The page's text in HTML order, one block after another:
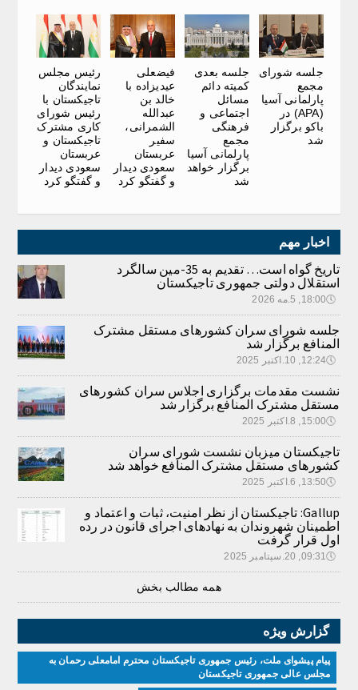
جلسه شورای
مجمع
پارلمانی آسیا
(APA) در
باکو برگزار
شد
جلسه بعدی
کمیته دائم
مسائل
اجتماعی و
فرهنگی
مجمع
پارلمانی آسیا
برگزار خواهد
شد
فیضعلی
عیدیزاده با
خالد بن
عبدالله
الشمرانی،
سفیر
عربستان
سعودی دیدار
و گفتگو کرد
رئیس مجلس
نمایندگان
تاجیکستان با
رئیس شورای
کاری مشترک
تاجیکستان و
عربستان
سعودی دیدار
و گفتگو کرد
اخبار مهم
تاریخ گواه است… تقدیم به 35-مین سالگرد
استقلال دولتی جمهوری تاجیکستان
🕔18:00, 5.مه 2026
جلسه شورای سران کشورهای مستقل مشترک
المنافع برگزار شد
🕔12:24, 10.اکتبر 2025
نشست مقدمات برگزاری اجلاس سران کشورهای
مستقل مشترک المنافع برگزار شد
🕔15:00, 8.اکتبر 2025
تاجیکستان میزبان نشست شورای سران
کشورهای مستقل مشترک المنافع خواهد شد
🕔13:50, 6.اکتبر 2025
Gallup: تاجیکستان از نظر امنیت، ثبات و اعتماد و
اطمینان شهروندان به نهادهای اجرای قانون در رده
اول قرار گرفت
🕔09:31, 20.سپتامبر 2025
همه مطالب بخش
گزارش ویژه
پیام پیشوای ملت، رئیس جمهوری تاجیکستان محترم امامعلی رحمان به
مجلس عالی جمهوری تاجیکستان